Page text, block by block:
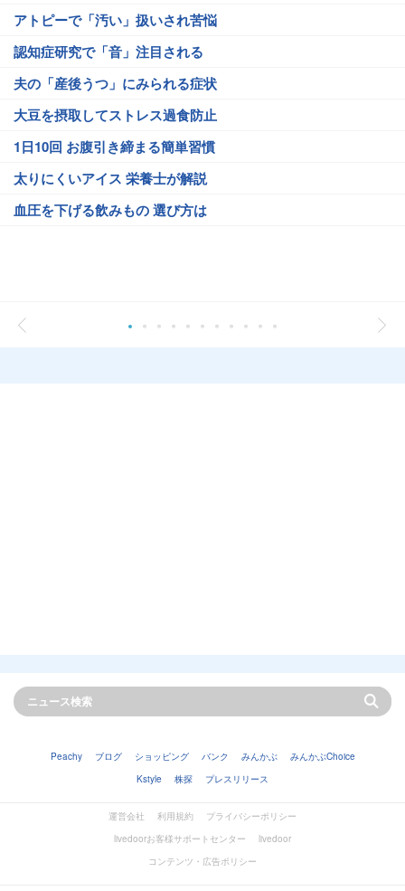
アトピーで「汚い」扱いされ苦悩
認知症研究で「音」注目される
夫の「産後うつ」にみられる症状
大豆を摂取してストレス過食防止
1日10回 お腹引き締まる簡単習慣
太りにくいアイス 栄養士が解説
血圧を下げる飲みもの 選び方は
Peachy ブログ ショッピング バンク みんかぶ
みんかぶChoice
Kstyle
株探 プレスリリース
運営会社 利用規約
プライバシーポリシー
livedoorお客様サポートセンター
livedoor
コンテンツ・広告ポリシー